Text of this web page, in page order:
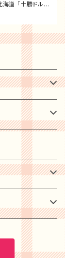
海道 「十勝ドルチ
プレミアムアイ
誕生日プレゼン
贈り物 お礼【メ
イーツ ギフト プ